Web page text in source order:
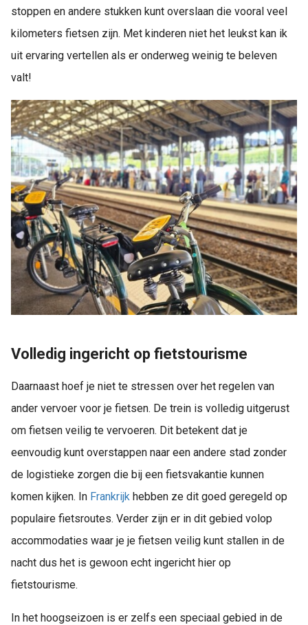
stoppen en andere stukken kunt overslaan die vooral veel
kilometers fietsen zijn. Met kinderen niet het leukst kan ik
uit ervaring vertellen als er onderweg weinig te beleven
valt!
Volledig ingericht op fietstourisme
Daarnaast hoef je niet te stressen over het regelen van
ander vervoer voor je fietsen. De trein is volledig uitgerust
om fietsen veilig te vervoeren. Dit betekent dat je
eenvoudig kunt overstappen naar een andere stad zonder
de logistieke zorgen die bij een fietsvakantie kunnen
komen kijken. In Frankrijk hebben ze dit goed geregeld op
populaire fietsroutes. Verder zijn er in dit gebied volop
accommodaties waar je je fietsen veilig kunt stallen in de
nacht dus het is gewoon echt ingericht hier op
fietstourisme.
In het hoogseizoen is er zelfs een speciaal gebied in de